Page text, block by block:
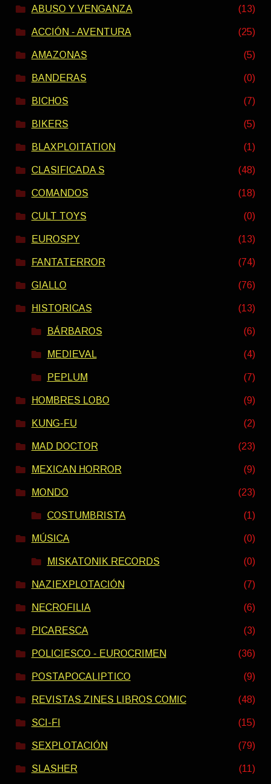
ABUSO Y VENGANZA (13)
ACCIÓN - AVENTURA (25)
AMAZONAS (5)
BANDERAS (0)
BICHOS (7)
BIKERS (5)
BLAXPLOITATION (1)
CLASIFICADA S (48)
COMANDOS (18)
CULT TOYS (0)
EUROSPY (13)
FANTATERROR (74)
GIALLO (76)
HISTORICAS (13)
BÁRBAROS (6)
MEDIEVAL (4)
PEPLUM (7)
HOMBRES LOBO (9)
KUNG-FU (2)
MAD DOCTOR (23)
MEXICAN HORROR (9)
MONDO (23)
COSTUMBRISTA (1)
MÚSICA (0)
MISKATONIK RECORDS (0)
NAZIEXPLOTACIÓN (7)
NECROFILIA (6)
PICARESCA (3)
POLICIESCO - EUROCRIMEN (36)
POSTAPOCALIPTICO (9)
REVISTAS ZINES LIBROS COMIC (48)
SCI-FI (15)
SEXPLOTACIÓN (79)
SLASHER (11)